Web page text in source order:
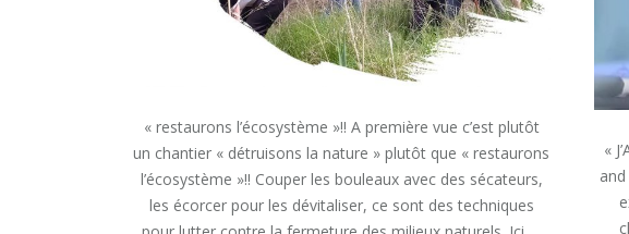
« restaurons l’écosystème »!! A première vue c’est plutôt
un chantier « détruisons la nature » plutôt que « restaurons
l’écosystème »!! Couper les bouleaux avec des sécateurs,
les écorcer pour les dévitaliser, ce sont des techniques
«